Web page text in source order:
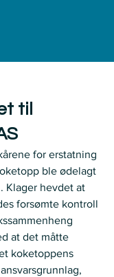
til
for erstatning
ble ødelagt
Klager hevdet at
forsømte kontroll
at det måtte
koketoppens